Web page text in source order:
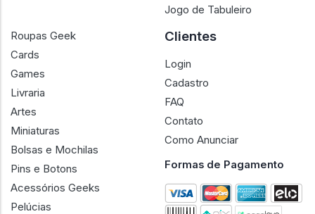
Jogo de Tabuleiro
Roupas Geek
Cards
Games
Livraria
Artes
Miniaturas
Bolsas e Mochilas
Pins e Botons
Acessórios Geeks
Pelúcias
Clientes
Login
Cadastro
FAQ
Contato
Como Anunciar
Formas de Pagamento